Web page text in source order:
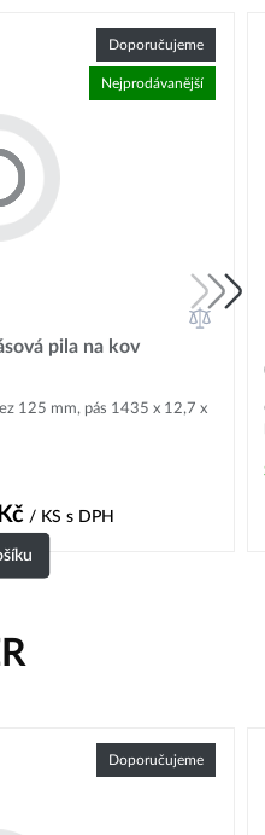
Doporučujeme
Nejprodávanější
pila na kov
125 mm, pás 1435 x 12,7 x
Kč/ KS s DPH
Doporučujeme